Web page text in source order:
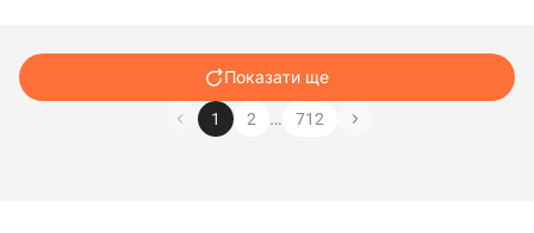
Показати ще
1 2 … 712